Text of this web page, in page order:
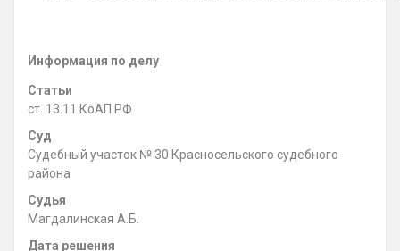
Информация по делу
Статьи
ст. 13.11 КоАП РФ
Суд
Судебный участок № 30 Красносельского судебного
района
Судья
Магдалинская А.Б.
Дата решения